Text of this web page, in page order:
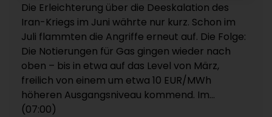
Die Erleichterung über die Deeskalation des
Iran-Kriegs im Juni währte nur kurz. Schon im
Juli flammten die Angriffe erneut auf. Die Folge:
Die Notierungen für Gas gingen wieder nach
oben – bis in etwa auf das Level von März,
freilich von einem um etwa 10 EUR/MWh
höheren Ausgangsniveau kommend. Im...
(07:00)